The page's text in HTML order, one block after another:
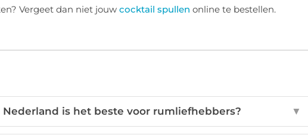
Vergeet dan niet jouw cocktail spullen online te bestellen.
is het beste voor rumliefhebbers? ▼